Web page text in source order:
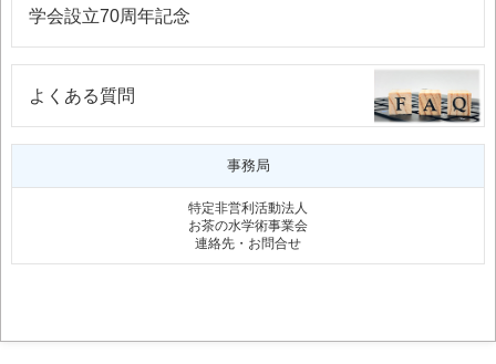
学会設立70周年記念
よくある質問
事務局
特定非営利活動法人
お茶の水学術事業会
連絡先・お問合せ